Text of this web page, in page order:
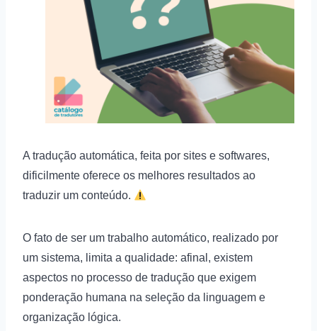
A tradução automática, feita por sites e softwares,
dificilmente oferece os melhores resultados ao
traduzir um conteúdo.
O fato de ser um trabalho automático, realizado por
um sistema, limita a qualidade: afinal, existem
aspectos no processo de tradução que exigem
ponderação humana na seleção da linguagem e
organização lógica.